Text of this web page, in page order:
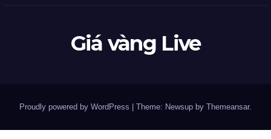
Giá vàng Live
Proudly powered by WordPress Theme: Newsup by Themeansar.